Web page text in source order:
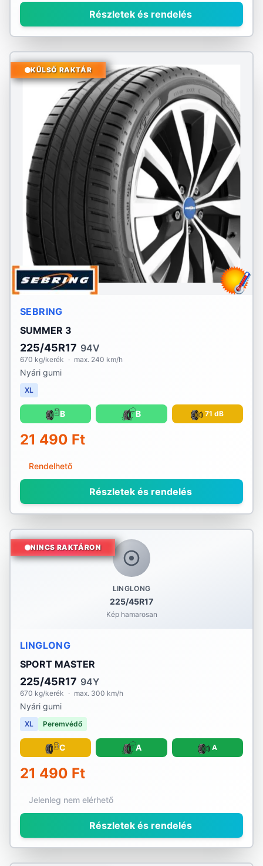
Részletek és rendelés
KÜLSŐ RAKTÁR
SEBRING
SUMMER 3
225/45R17 94V
670 kg/kerék · max. 240 km/h
Nyári gumi
XL
B B 71 dB
21 490 Ft
Rendelhető
Részletek és rendelés
LINGLONG
225/45R17
Kép hamarosan
NINCS RAKTÁRON
LINGLONG
SPORT MASTER
225/45R17 94Y
670 kg/kerék · max. 300 km/h
Nyári gumi
XL Peremvédő
C A A
21 490 Ft
Jelenleg nem elérhető
Részletek és rendelés